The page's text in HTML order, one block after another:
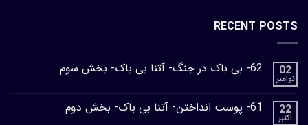
RECENT POSTS
02
نوامبر
62- بی باک در جنگ- آتنا بی باک- بخش سوم
22
اکتبر
61- پوست انداختن- آتنا بی باک- بخش دوم